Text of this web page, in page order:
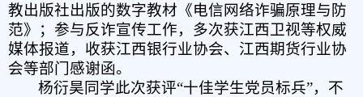
教出版社出版的数字教材《电信网络诈骗原理与防
范》；参与反诈宣传工作，多次获江西卫视等权威
媒体报道，收获江西银行业协会、江西期货行业协
会等部门感谢函。
杨衍昊同学此次获评“十佳学生党员标兵”，不